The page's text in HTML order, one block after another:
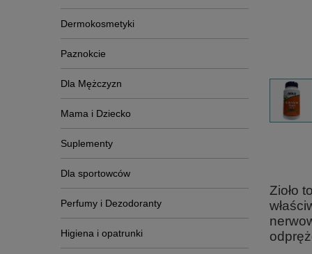
Dermokosmetyki
Paznokcie
Dla Mężczyzn
Mama i Dziecko
Suplementy
Dla sportowców
Perfumy i Dezodoranty
Higiena i opatrunki
Zioło